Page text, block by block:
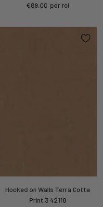
Kortings
€89,00 per rol
Hooked on Walls Terra Cotta
Print 3 42118